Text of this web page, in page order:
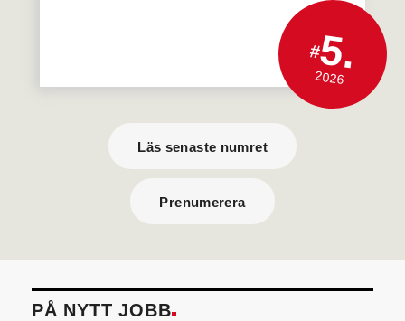
#5.
2026
Läs senaste numret
Prenumerera
PÅ NYTT JOBB